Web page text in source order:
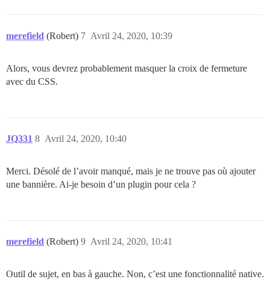
merefield (Robert) Avril 24, 2020, 10:39
7
Alors, vous devrez probablement masquer la croix de fermeture
avec du CSS.
JQ331 Avril 24, 2020, 10:40
8
Merci. Désolé de l’avoir manqué, mais je ne trouve pas où ajouter
une bannière. Ai-je besoin d’un plugin pour cela ?
merefield (Robert) Avril 24, 2020, 10:41
9
Outil de sujet, en bas à gauche. Non, c’est une fonctionnalité native.